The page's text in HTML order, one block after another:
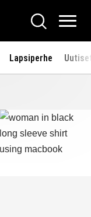
Hae
Lapsiperhe